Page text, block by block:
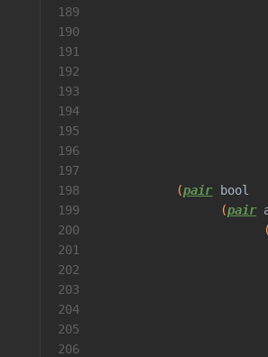
189
190
191
192
193
194
195
196
197
198
(pair
bool
199
(pair
200
201
202
203
204
205
206